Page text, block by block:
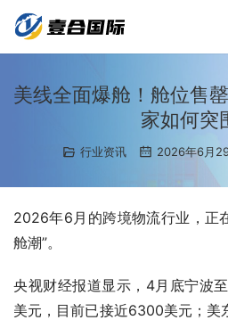
美线全面爆舱！舱位售
家如何突
行业资讯 2026年6月
2026年6月的跨境物流行业，正
舱潮”。
央视财经报道显示，4月底宁波
美元，目前已接近6300美元；